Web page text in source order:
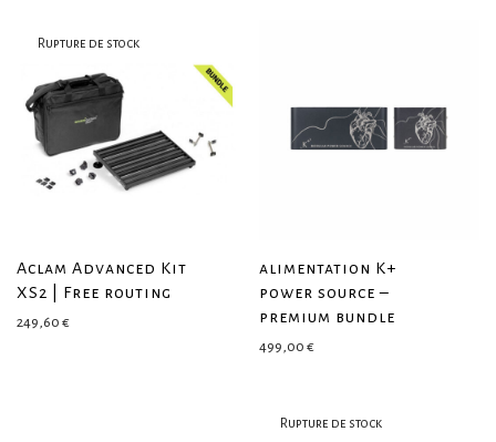
Aclam Advanced Kit
XS2 | Free routing
249,60 €
alimentation K+
power source –
premium bundle
499,00 €